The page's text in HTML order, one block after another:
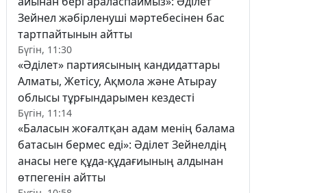
Зейнел жәбірленуші мәртебесінен бас
тартпайтынын айтты
Бүгін, 11:30
«Әділет» партиясының кандидаттары
Алматы, Жетісу, Ақмола және Атырау
облысы тұрғындарымен кездесті
Бүгін, 11:14
«Баласын жоғалтқан адам менің балама
батасын бермес еді»: Әділет Зейнелдің
анасы неге құда-құдағиының алдынан
өтпегенін айтты